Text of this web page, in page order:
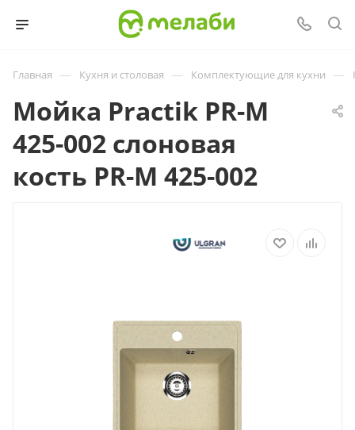
Главная — Кухня и столовая — Комплектующие для кухни —
Мойка Practik PR-M
425-002 слоновая
кость PR-M 425-002